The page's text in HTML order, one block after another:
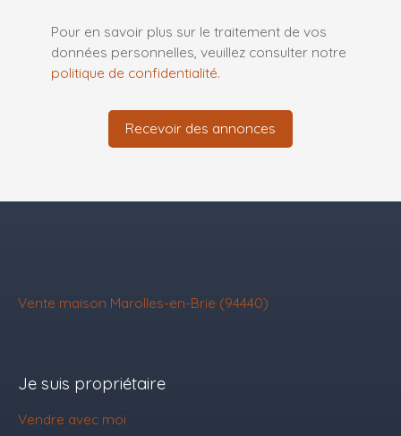
Pour en savoir plus sur le traitement de vos
données personnelles, veuillez consulter notre
politique de confidentialité.
Recevoir des annonces
Vente maison Marolles-en-Brie (94440)
Je suis propriétaire
Vendre avec moi